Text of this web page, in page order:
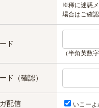
※稀に迷惑メ
場合はご確
ド
（半角英数
ド（確認）
配信 いこー